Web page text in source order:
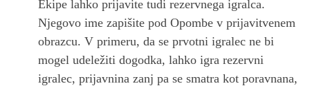
Ekipe lahko prijavite tudi rezervnega igralca.
Njegovo ime zapišite pod Opombe v prijavitvenem
obrazcu. V primeru, da se prvotni igralec ne bi
mogel udeležiti dogodka, lahko igra rezervni
igralec, prijavnina zanj pa se smatra kot poravnana,